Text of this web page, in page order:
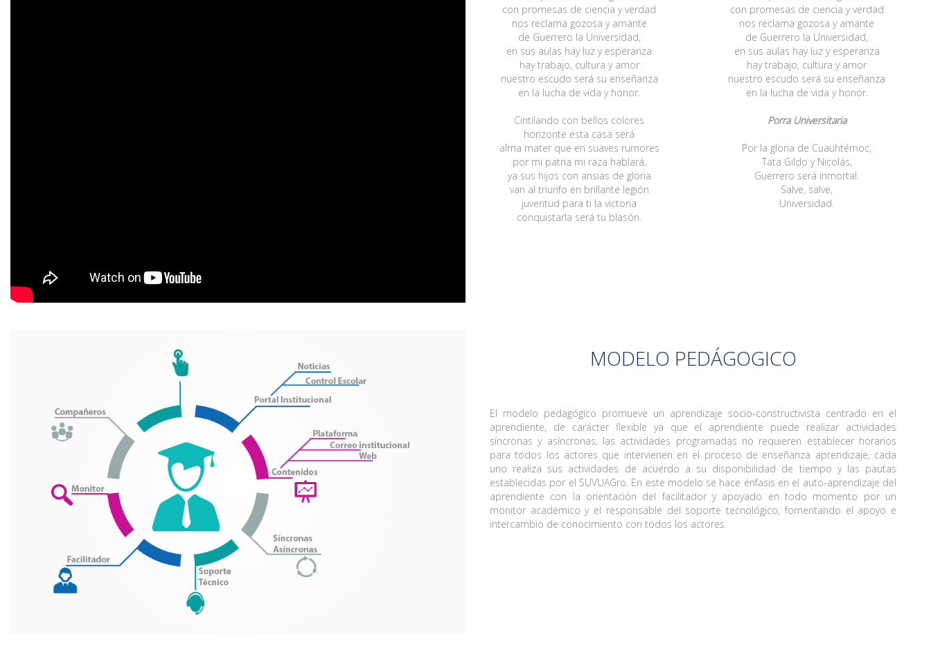
con promesas de ciencia y verdad
nos reclama gozosa y amante
de Guerrero la Universidad,
en sus aulas hay luz y esperanza
hay trabajo, cultura y amor
nuestro escudo será su enseñanza
en la lucha de vida y honor.
Cintilando con bellos colores
horizonte esta casa será
alma mater que en suaves rumores
por mi patria mi raza hablará,
ya sus hijos con ansias de gloria
van al triunfo en brillante legión
juventud para ti la victoria
conquistarla será tu blasón.
con promesas de ciencia y verdad
nos reclama gozosa y amante
de Guerrero la Universidad,
en sus aulas hay luz y esperanza
hay trabajo, cultura y amor
nuestro escudo será su enseñanza
en la lucha de vida y honor.
Porra Universitaria
Por la gloria de Cuauhtémoc,
Tata Gildo y Nicolás,
Guerrero será inmortal.
Salve, salve,
Universidad.
MODELO PEDÁGOGICO
El modelo pedagógico promueve un aprendizaje socio-constructivista centrado en el
aprendiente, de carácter flexible ya que el aprendiente puede realizar actividades
síncronas y asíncronas, las actividades programadas no requieren establecer horarios
para todos los actores que intervienen en el proceso de enseñanza aprendizaje, cada
uno realiza sus actividades de acuerdo a su disponibilidad de tiempo y las pautas
establecidas por el SUVUAGro. En este modelo se hace énfasis en el auto-aprendizaje del
aprendiente con la orientación del facilitador y apoyado en todo momento por un
monitor académico y el responsable del soporte tecnológico, fomentando el apoyo e
intercambio de conocimiento con todos los actores.